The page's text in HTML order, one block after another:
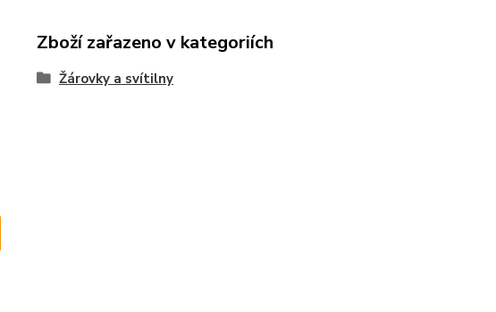
Zboží zařazeno v kategoriích
Žárovky a svítilny